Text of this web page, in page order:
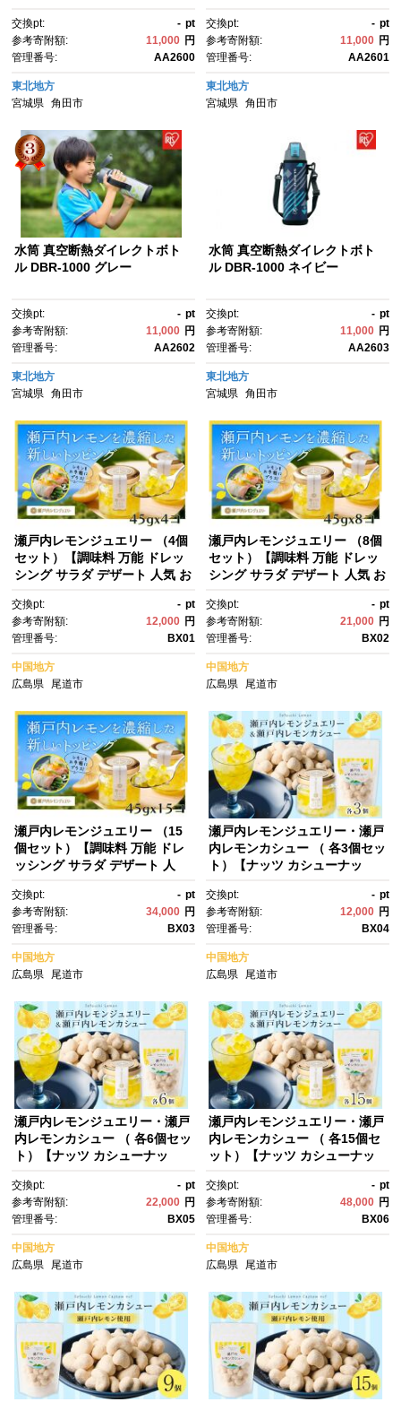
交換pt: - pt
参考寄附額:
11,000 円
管理番号:
AA2600
東北地方
宮城県
角田市
交換pt: - pt
参考寄附額:
11,000 円
管理番号:
AA2601
東北地方
宮城県 角田市
水筒 真空断熱ダイレクトボト
ル DBR-1000 グレー
交換pt: - pt
参考寄附額:
11,000 円
管理番号:
AA2602
東北地方
宮城県
角田市
水筒 真空断熱ダイレクトボト
ル DBR-1000 ネイビー
交換pt: - pt
参考寄附額:
11,000 円
管理番号:
AA2603
東北地方
宮城県 角田市
瀬戸内レモンジュエリー （4個
セット）【調味料 万能 ドレッ
シング サラダ デザート 人気 お
交換pt: - pt
参考寄附額:
12,000 円
管理番号:
BX01
中国地方
広島県
尾道市
瀬戸内レモンジュエリー （8個
セット）【調味料 万能 ドレッ
シング サラダ デザート 人気 お
交換pt: - pt
参考寄附額:
21,000 円
管理番号:
BX02
中国地方
広島県
尾道市
瀬戸内レモンジュエリー （15
個セット）【調味料 万能 ドレ
ッシング サラダ デザート 人
交換pt: - pt
参考寄附額:
34,000 円
管理番号:
BX03
中国地方
広島県
尾道市
瀬戸内レモンジュエリー・瀬戸
内レモンカシュー （ 各3個セッ
ト）【ナッツ カシューナッ
レッシング サラダ デザート 人
気 おすすめ 広島県 尾道市】
交換pt: - pt
参考寄附額:
12,000 円
管理番号:
BX04
中国地方
広島県
尾道市
瀬戸内レモンジュエリー・瀬戸
内レモンカシュー （ 各6個セッ
ト）【ナッツ カシューナッ
レッシング サラダ デザート 人
気 おすすめ 広島県 尾道市】
交換pt: - pt
参考寄附額:
22,000 円
管理番号:
BX05
中国地方
広島県
尾道市
瀬戸内レモンジュエリー・瀬戸
内レモンカシュー （ 各15個セ
ット）【ナッツ カシューナッ
レッシング サラダ デザート 人
気 おすすめ 広島県 尾道市】
交換pt: - pt
参考寄附額:
48,000 円
管理番号:
BX06
中国地方
広島県
尾道市